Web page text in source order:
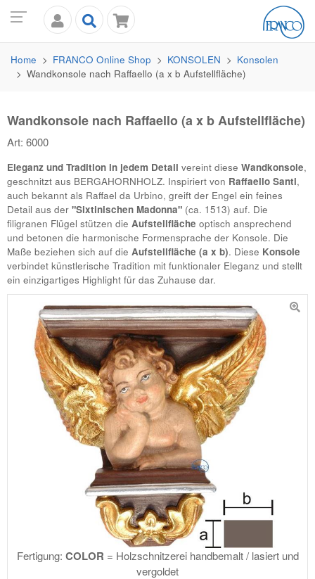
Home FRANCO Online Shop KONSOLEN
Konsolen
Wandkonsole nach Raffaello (a x b Aufstellfläche)
Wandkonsole nach Raffaello (a x b Aufstellfläche)
Art: 6000
Eleganz und Tradition in jedem Detail vereint diese Wandkonsole,
geschnitzt aus BERGAHORNHOLZ. Inspiriert von Raffaello Santi,
auch bekannt als Raffael da Urbino, greift der Engel ein feines
Detail aus der "Sixtinischen Madonna" (ca. 1513) auf. Die
filigranen Flügel stützen die Aufstellfläche optisch ansprechend
und betonen die harmonische Formensprache der Konsole. Die
Maße beziehen sich auf die Aufstellfläche (a x b). Diese Konsole
verbindet künstlerische Tradition mit funktionaler Eleganz und stellt
ein einzigartiges Highlight für das Zuhause dar.
Fertigung: COLOR = Holzschnitzerei handbemalt / lasiert und
vergoldet